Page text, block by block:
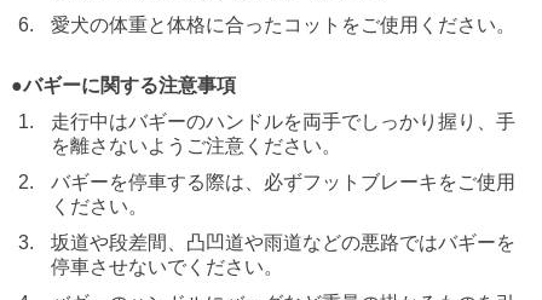
愛犬の体重と体格に合ったコットをご使用ください。
●バギーに関する注意事項
走行中はバギーのハンドルを両手でしっかり握り、手
を離さないようご注意ください。
バギーを停車する際は、必ずフットブレーキをご使用
ください。
坂道や段差間、凸凹道や雨道などの悪路ではバギーを
停車させないでください。